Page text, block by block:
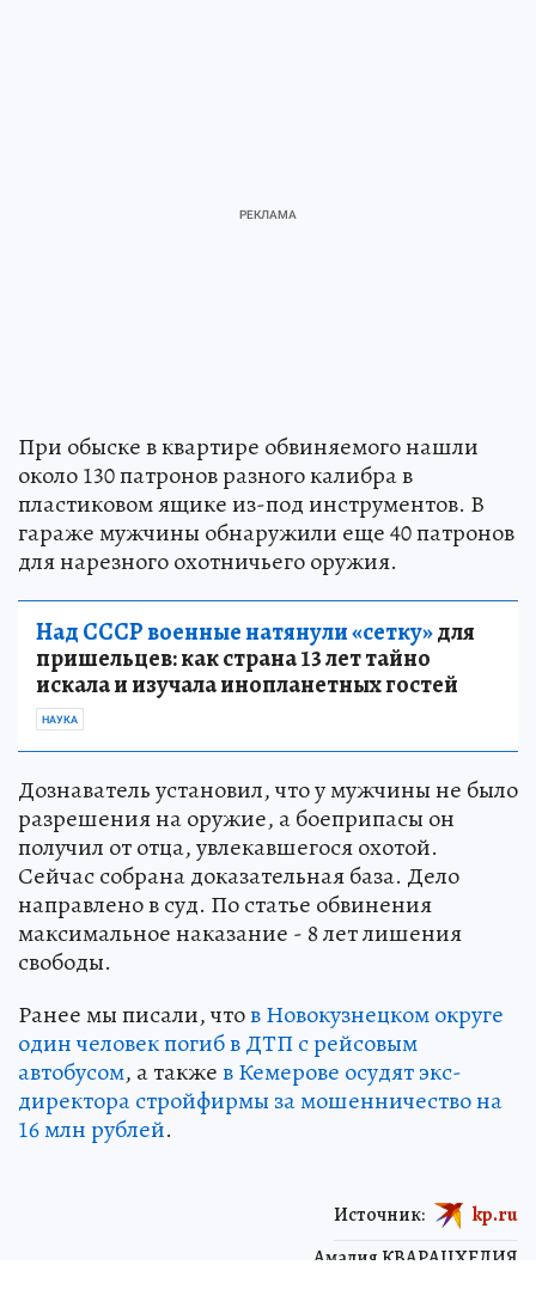
При обыске в квартире обвиняемого нашли
около 130 патронов разного калибра в
пластиковом ящике из-под инструментов. В
гараже мужчины обнаружили еще 40 патронов
для нарезного охотничьего оружия.
Над СССР военные натянули «сетку»для
пришельцев: как страна 13 лет тайно
искала и изучала инопланетных гостей
НАУКА
Дознаватель установил, что у мужчины не было
разрешения на оружие, а боеприпасы он
получил от отца, увлекавшегося охотой.
Сейчас собрана доказательная база. Дело
направлено в суд. По статье обвинения
максимальное наказание - 8 лет лишения
свободы.
Ранее мы писали, чтов Новокузнецком округе
один человек погиб в ДТП с рейсовым
автобусом, а такжев Кемерове осудят экс-
директора стройфирмы за мошенничество на
16 млн рублей.
Амалия КВАРАЦХЕЛИЯ
Источник: kp.ru